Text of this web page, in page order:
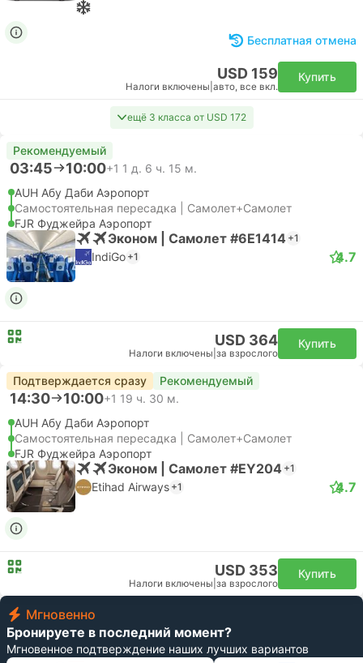
Бесплатная отмена
USD 159
Налоги включены авто, все вкл.
Купить
ещё 3 класса от USD 172
Рекомендуемый
03:45 10:00+1 1 д. 6 ч. 15 м.
AUH Абу Даби Аэропорт
Самостоятельная пересадка | Самолет+Самолет
FJR Фуджейра Аэропорт
Эконом | Самолет #6E1414 +1
IndiGo +1 4.7
USD 364
Налоги включены за взрослого
Купить
Подтверждается сразу Рекомендуемый
14:30 10:00+1 19 ч. 30 м.
AUH Абу Даби Аэропорт
Самостоятельная пересадка | Самолет+Самолет
FJR Фуджейра Аэропорт
Эконом | Самолет #EY204 +1
Etihad Airways +1 4.7
USD 353
Налоги включены за взрослого
Купить
Мгновенно
Бронируете в последний момент?
Мгновенное подтверждение наших лучших вариантов